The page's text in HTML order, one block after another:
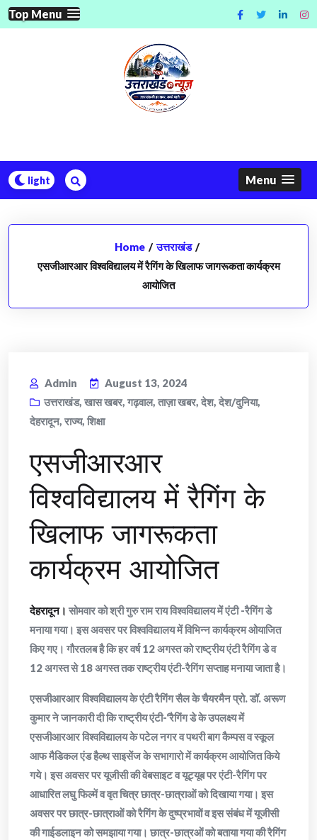
Skip
to
Top Menu
Menu
Home / उत्तराखंड /
एसजीआरआर विश्वविद्यालय में रैगिंग के खिलाफ जागरूकता कार्यक्रम
आयोजित
Admin
August 13, 2024
उत्तराखंड, खास खबर, गढ़वाल, ताज़ा खबर, देश, देश/दुनिया,
देहरादून, राज्य, शिक्षा
एसजीआरआर
विश्वविद्यालय में रैगिंग के
खिलाफ जागरूकता
कार्यक्रम आयोजित
देहरादून। सोमवार को श्री गुरु राम राय विश्वविद्यालय में एंटी -रैगिंग डे
मनाया गया। इस अवसर पर विश्वविद्यालय में विभिन्न कार्यक्रम ओयाजित
किए गए। गौरतलब है कि हर वर्ष 12 अगस्त को राष्ट्रीय एंटी रैगिंग डे व
12 अगस्त से 18 अगस्त तक राष्ट्रीय एंटी-रैगिंग सप्ताह मनाया जाता है।
एसजीआरआर विश्वविद्यालय के एंटी रैगिंग सैल के चैयरमैन प्रो. डॉ. अरूण
कुमार ने जानकारी दी कि राष्ट्रीय एंटी-‘रैगिंग डे के उपलक्ष्य में
एसजीआरआर विश्वविद्यालय के पटेल नगर व पथरी बाग कैम्पस व स्कूल
आफ मैडिकल एंड हैल्थ साइसेंज के सभागारो में कार्यक्रम आयोजित किये
गये। इस अवसर पर यूजीसी की वेबसाइट व यूट्यूब पर एंटी-रैगिंग पर
आधारित लघु फिल्में व वृत चित्र छात्र-छात्राओं को दिखाया गया। इस
अवसर पर छात्र-छात्राओं को रैगिंग के दुष्प्रभावों व इस संबंध में यूजीसी
की गाईडलाइन को समझाया गया। छात्र-छात्रओं को बताया गया की रैगिंग